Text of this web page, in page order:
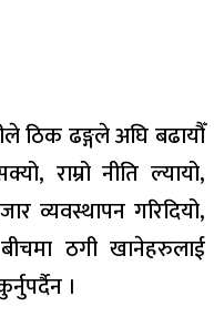
ठिक ढङ्गले अघि बढायौँ
राम्रो नीति ल्यायो,
व्यवस्थापन गरिदियो,
बीचमा ठगी खानेहरुलाई
।